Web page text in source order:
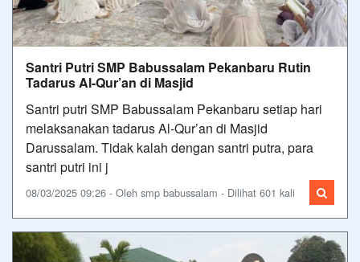
Santri Putri SMP Babussalam Pekanbaru Rutin
Tadarus Al-Qur’an di Masjid
Santri putri SMP Babussalam Pekanbaru setiap hari
melaksanakan tadarus Al-Qur’an di Masjid
Darussalam. Tidak kalah dengan santri putra, para
santri putri ini j
08/03/2025 09:26 - Oleh smp babussalam - Dilihat 601 kali